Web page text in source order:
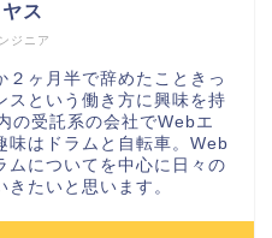
ジニア
ス
２ヶ月半で辞めたこときっ
スという働き方に興味を持
の受託系の会社でWebエ
味はドラムと自転車。Web
ムについてを中心に日々の
たいと思います。